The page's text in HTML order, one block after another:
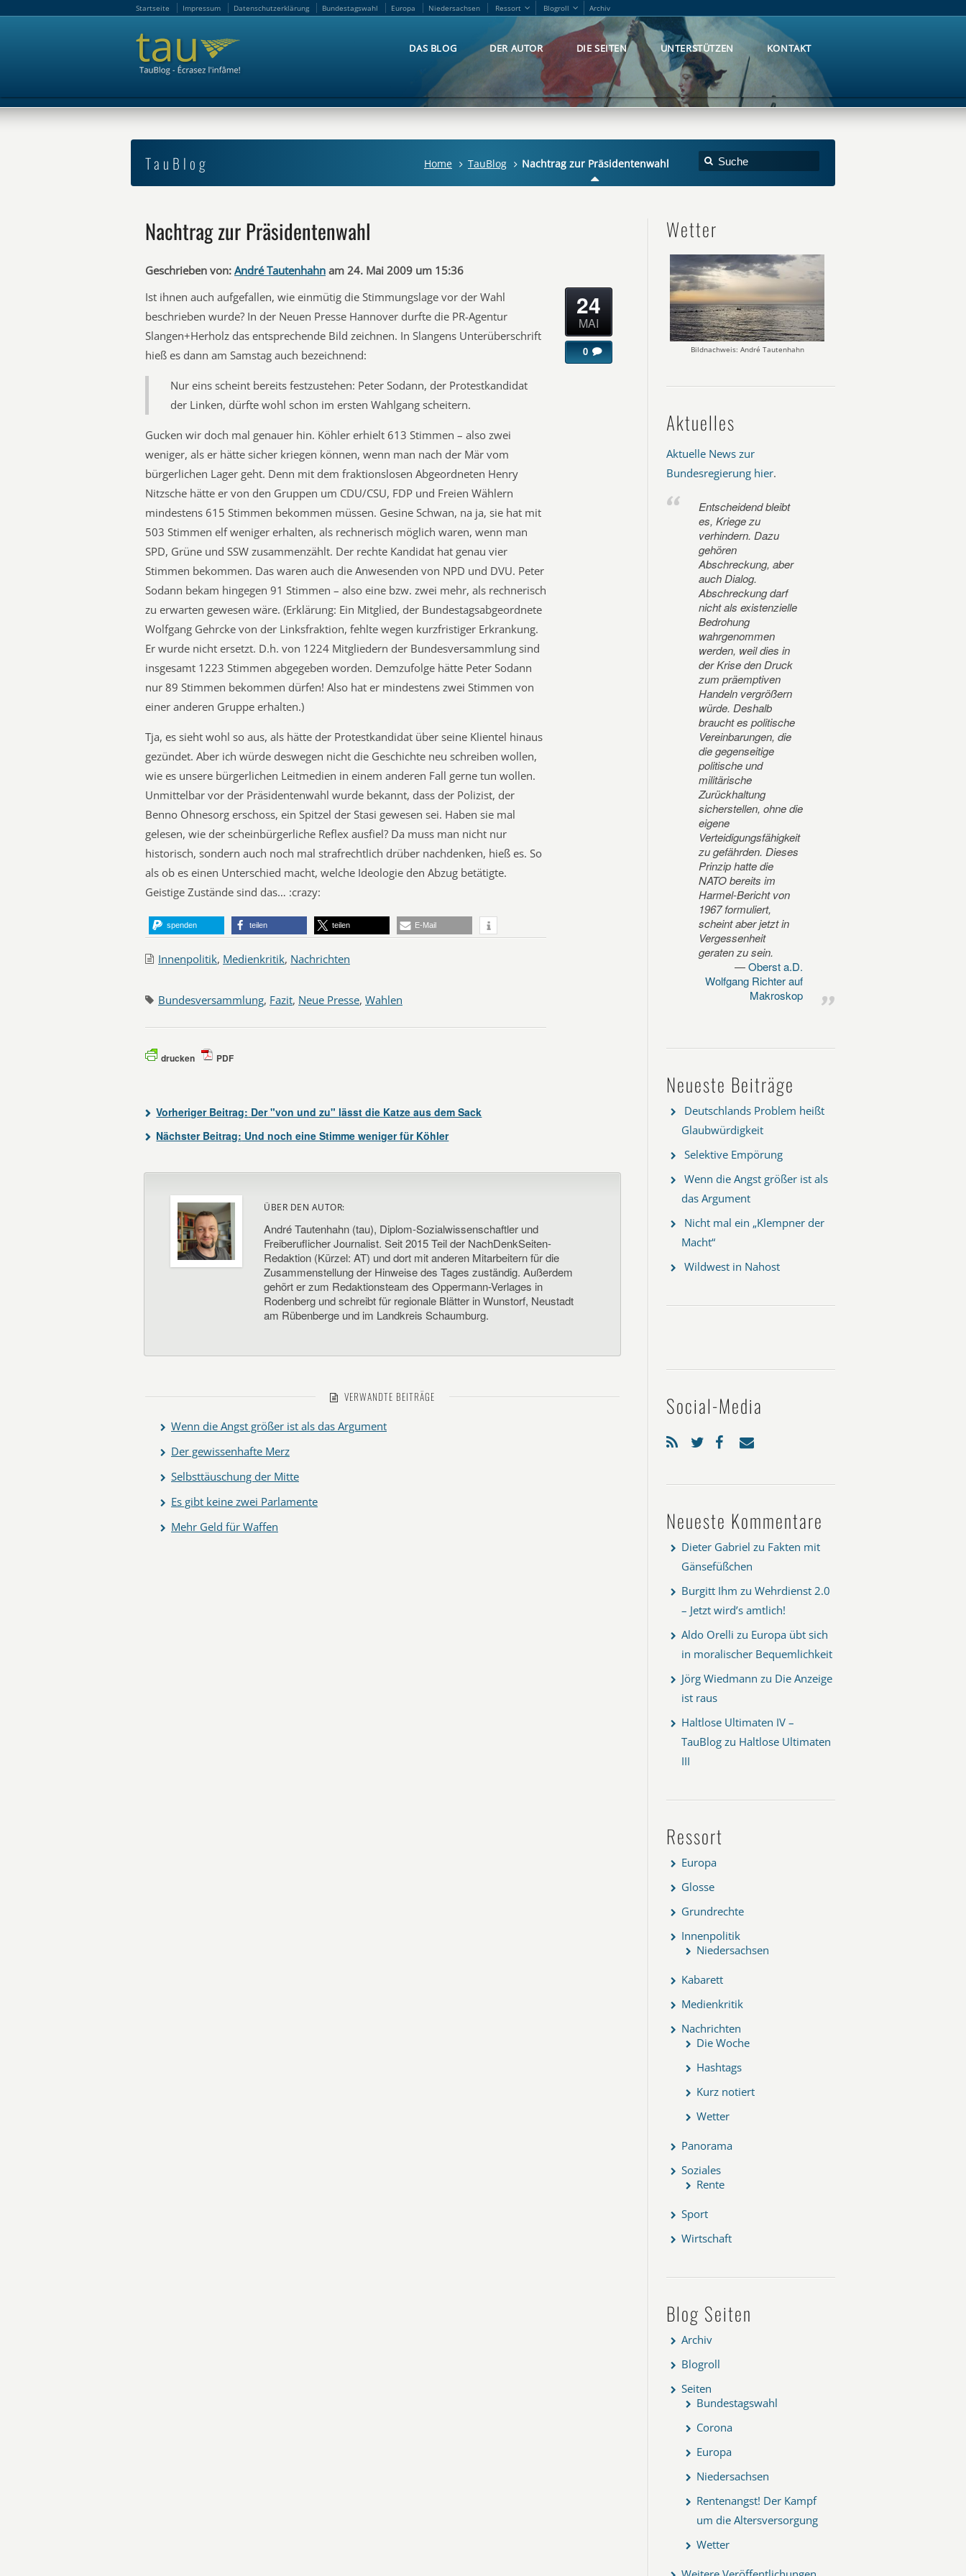
Startseite Impressum Datenschutzerklärung Bundestagswahl Europa Niedersachsen Ressort Blogroll Archiv
DAS BLOG DER AUTOR DIE SEITEN UNTERSTÜTZEN KONTAKT
TauBlog Home TauBlog Nachtrag zur Präsidentenwahl
Nachtrag zur Präsidentenwahl
Geschrieben von: André Tautenhahn am 24. Mai 2009 um 15:36
Ist ihnen auch aufgefallen, wie einmütig die Stimmungslage vor der Wahl
beschrieben wurde? In der Neuen Presse Hannover durfte die PR-Agentur
Slangen+Herholz das entsprechende Bild zeichnen. In Slangens Unterüberschrift
hieß es dann am Samstag auch bezeichnend:
Nur eins scheint bereits festzustehen: Peter Sodann, der Protestkandidat
der Linken, dürfte wohl schon im ersten Wahlgang scheitern.
Gucken wir doch mal genauer hin. Köhler erhielt 613 Stimmen – also zwei
weniger, als er hätte sicher kriegen können, wenn man nach der Mär vom
bürgerlichen Lager geht. Denn mit dem fraktionslosen Abgeordneten Henry
Nitzsche hätte er von den Gruppen um CDU/CSU, FDP und Freien Wählern
mindestens 615 Stimmen bekommen müssen. Gesine Schwan, na ja, sie hat mit
503 Stimmen elf weniger erhalten, als rechnerisch möglich waren, wenn man
SPD, Grüne und SSW zusammenzählt. Der rechte Kandidat hat genau vier
Stimmen bekommen. Das waren auch die Anwesenden von NPD und DVU. Peter
Sodann bekam hingegen 91 Stimmen – also eine bzw. zwei mehr, als rechnerisch
zu erwarten gewesen wäre. (Erklärung: Ein Mitglied, der Bundestagsabgeordnete
Wolfgang Gehrcke von der Linksfraktion, fehlte wegen kurzfristiger Erkrankung.
Er wurde nicht ersetzt. D.h. von 1224 Mitgliedern der Bundesversammlung sind
insgesamt 1223 Stimmen abgegeben worden. Demzufolge hätte Peter Sodann
nur 89 Stimmen bekommen dürfen! Also hat er mindestens zwei Stimmen von
einer anderen Gruppe erhalten.)
Tja, es sieht wohl so aus, als hätte der Protestkandidat über seine Klientel hinaus
gezündet. Aber ich würde deswegen nicht die Geschichte neu schreiben wollen,
wie es unsere bürgerlichen Leitmedien in einem anderen Fall gerne tun wollen.
Unmittelbar vor der Präsidentenwahl wurde bekannt, dass der Polizist, der
Benno Ohnesorg erschoss, ein Spitzel der Stasi gewesen sei. Haben sie mal
gelesen, wie der scheinbürgerliche Reflex ausfiel? Da muss man nicht nur
historisch, sondern auch noch mal strafrechtlich drüber nachdenken, hieß es. So
als ob es einen Unterschied macht, welche Ideologie den Abzug betätigte.
Geistige Zustände sind das… :crazy:
spenden teilen teilen E-Mail
24
MAI
0
Innenpolitik, Medienkritik, Nachrichten
Bundesversammlung, Fazit, Neue Presse, Wahlen
drucken PDF
Vorheriger Beitrag: Der "von und zu" lässt die Katze aus dem Sack
Nächster Beitrag: Und noch eine Stimme weniger für Köhler
ÜBER DEN AUTOR:
André Tautenhahn (tau), Diplom-Sozialwissenschaftler und
Freiberuflicher Journalist. Seit 2015 Teil der NachDenkSeiten-
Redaktion (Kürzel: AT) und dort mit anderen Mitarbeitern für die
Zusammenstellung der Hinweise des Tages zuständig. Außerdem
gehört er zum Redaktionsteam des Oppermann-Verlages in
Rodenberg und schreibt für regionale Blätter in Wunstorf, Neustadt
am Rübenberge und im Landkreis Schaumburg.
VERWANDTE BEITRÄGE
Wenn die Angst größer ist als das Argument
Der gewissenhafte Merz
Selbsttäuschung der Mitte
Es gibt keine zwei Parlamente
Mehr Geld für Waffen
Wetter
Bildnachweis: André Tautenhahn
Aktuelles
Aktuelle News zur
Bundesregierung hier.
Entscheidend bleibt
es, Kriege zu
verhindern. Dazu
gehören
Abschreckung, aber
auch Dialog.
Abschreckung darf
nicht als existenzielle
Bedrohung
wahrgenommen
werden, weil dies in
der Krise den Druck
zum präemptiven
Handeln vergrößern
würde. Deshalb
braucht es politische
Vereinbarungen, die
die gegenseitige
politische und
militärische
Zurückhaltung
sicherstellen, ohne die
eigene
Verteidigungsfähigkeit
zu gefährden. Dieses
Prinzip hatte die
NATO bereits im
Harmel-Bericht von
1967 formuliert,
scheint aber jetzt in
Vergessenheit
geraten zu sein.
Oberst a.D.
Wolfgang Richter auf
Makroskop
Neueste Beiträge
Deutschlands Problem heißt
Glaubwürdigkeit
Selektive Empörung
Wenn die Angst größer ist als
das Argument
Nicht mal ein „Klempner der
Macht“
Wildwest in Nahost
Social-Media
Neueste Kommentare
Dieter Gabriel zu Fakten mit
Gänsefüßchen
Burgitt Ihm zu Wehrdienst 2.0
– Jetzt wird’s amtlich!
Aldo Orelli zu Europa übt sich
in moralischer Bequemlichkeit
Jörg Wiedmann zu Die Anzeige
ist raus
Haltlose Ultimaten IV –
TauBlog zu Haltlose Ultimaten
III
Ressort
Europa
Glosse
Grundrechte
Innenpolitik
Niedersachsen
Kabarett
Medienkritik
Nachrichten
Die Woche
Hashtags
Kurz notiert
Wetter
Panorama
Soziales
Rente
Sport
Wirtschaft
Blog Seiten
Archiv
Blogroll
Seiten
Bundestagswahl
Corona
Europa
Niedersachsen
Rentenangst! Der Kampf
um die Altersversorgung
Wetter
Startseite Impressum Datenschutzerklärung Bundestagswahl Europa Niedersachsen Ressort Blogroll Archiv
DAS BLOG DER AUTOR DIE SEITEN UNTERSTÜTZEN KONTAKT